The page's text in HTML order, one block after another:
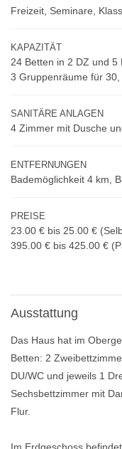
Freizeit, Seminare,
KAPAZITÄT
24 Betten in 2 DZ und 5
3 Gruppenräume für
SANITÄRE ANLAGEN
4 Zimmer mit Dusche
ENTFERNUNGEN
Bademöglichkeit 4 km,
PREISE
23.00 € bis 25.00 €
395.00 € bis 425.00 €
Ausstattung
Das Haus hat im
Betten: 2
DU/WC und jeweils 1
Sechsbettzimmer mit
Flur.
Im Erdgeschoss